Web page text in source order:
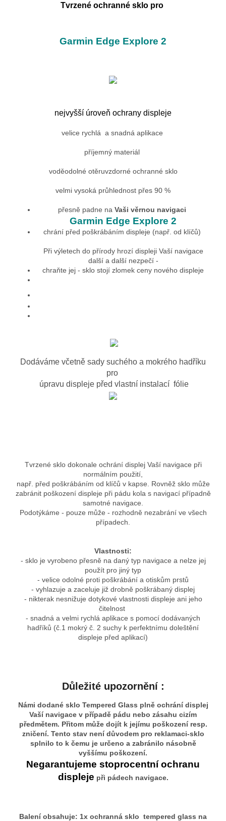
Tvrzené ochranné sklo pro
Garmin Edge Explore 2
nejvyšší úroveň ochrany displeje
velice rychlá a snadná aplikace
příjemný materiál
voděodolné otěruvzdorné ochranné sklo
velmi vysoká průhlednost přes 90 %
přesně padne na Vaši věrnou navigaci
Garmin Edge Explore 2
chrání před poškrábáním displeje (např. od klíčů)
Při výletech do přírody hrozí displeji Vaší navigace
další a další nezpečí -
chraňte jej - sklo stojí zlomek ceny nového displeje
Dodáváme včetně sady suchého a mokrého hadříku
pro
úpravu displeje před vlastní instalací fólie
Tvrzené sklo dokonale ochrání displej Vaší navigace při
normálním použití,
např. před poškrábáním od klíčů v kapse. Rovněž sklo může
zabránit poškození displeje při pádu kola s navigací případně
samotné navigace.
Podotýkáme - pouze může - rozhodně nezabrání ve všech
případech.
Vlastnosti:
- sklo je vyrobeno přesně na daný typ navigace a nelze jej
použít pro jiný typ
- velice odolné proti poškrábání a otiskům prstů
- vyhlazuje a zaceluje již drobně poškrábaný displej
- nikterak nesnižuje dotykové vlastnosti displeje ani jeho
čitelnost
- snadná a velmi rychlá aplikace s pomocí dodávaných
hadříků (č.1 mokrý č. 2 suchy k perfektnímu doleštění
displeje před aplikací)
Důležité upozornění :
Námi dodané sklo Tempered Glass plně ochrání displej
Vaší navigace v případě pádu nebo zásahu cizím
předmětem. Přitom může dojít k jejímu poškození resp.
zničení. Tento stav není důvodem pro reklamaci-sklo
splnilo to k čemu je určeno a zabránilo násobně
vyššímu poškození.
Negarantujeme stoprocentní ochranu
displeje při pádech navigace.
Balení obsahuje: 1x ochranná sklo tempered glass na